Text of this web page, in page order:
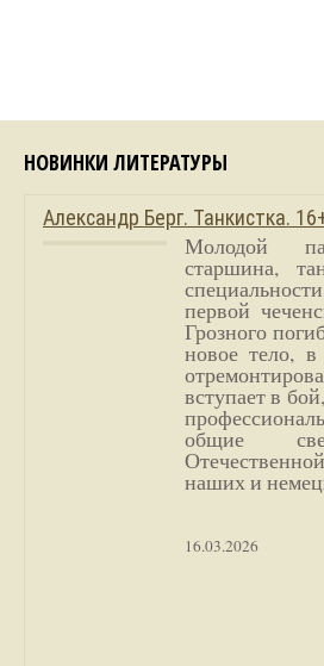
НОВИНКИ ЛИТЕРАТУРЫ
Александр Берг. Танкистка.
Молодой
старшина,
первой
Грозного
новое тело,
вступает в
общие
наших и
16.03.2026